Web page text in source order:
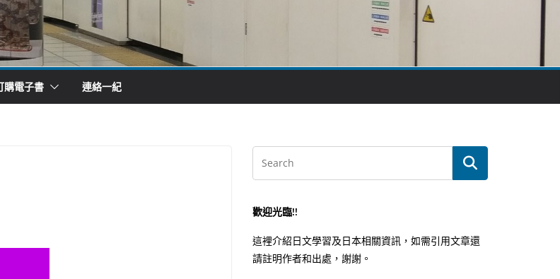
購電子書 連絡一紀
歡迎光臨!!
這裡介紹日文學習及日本相關資訊，如需引用文章還
請註明作者和出處，謝謝。